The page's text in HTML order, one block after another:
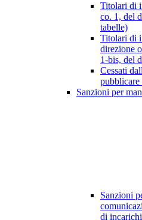
Titolari di
co. 1, del
tabelle)
Titolari di
direzione
1-bis, del
Cessati
Sanzioni per
Sanzioni
di